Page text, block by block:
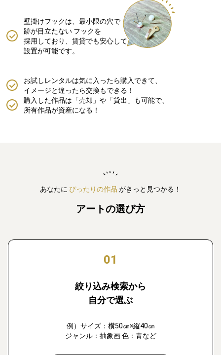
壁掛けフックは、最小限の穴で
跡が目立たない フックを
採用しており、賃貸でも安心して
設置が可能です。
購入した作品は「売却」や「貸出」も可能で、
所有作品が資産になる！
お試しレンタルは気に入ったら購入できて、
イメージと違ったら交換もできる！
あなたに ぴったりの作品 がきっと見つかる！
アートの選び方
01
絞り込み検索から
自分で選ぶ
例）サイズ：横50㎝×縦40㎝
ジャンル：抽象画 色：青など